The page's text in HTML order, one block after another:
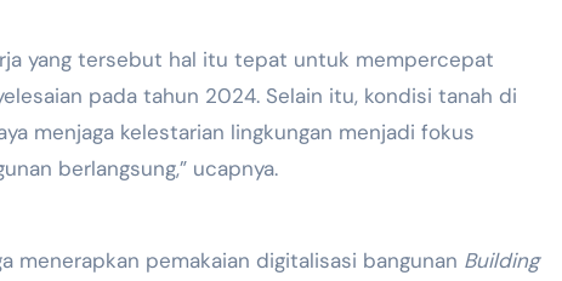
yang tersebut hal itu tepat untuk mempercepat
pada tahun 2024. Selain itu, kondisi tanah di
menjaga kelestarian lingkungan menjadi fokus
berlangsung,” ucapnya.
menerapkan pemakaian digitalisasi bangunan Building